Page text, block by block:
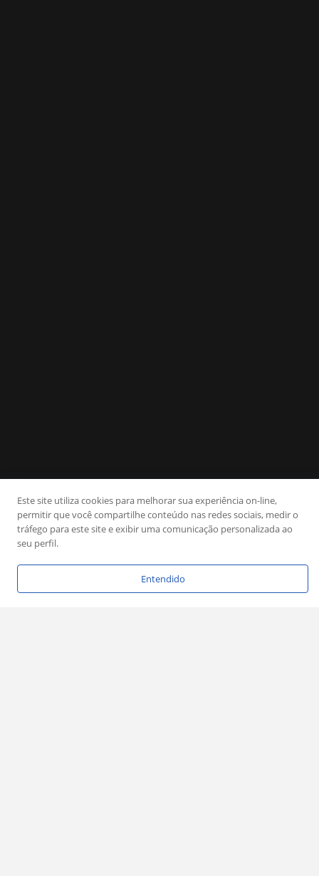
Este site utiliza cookies para melhorar sua experiência on-line,
permitir que você compartilhe conteúdo nas redes sociais, medir o
tráfego para este site e exibir uma comunicação personalizada ao
seu perfil.
Entendido